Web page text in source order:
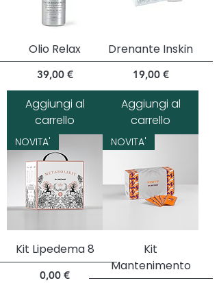
Olio Relax
Prezzo
39,00 €
Aggiungi al
carrello
Drenante Inskin
Prezzo
19,00 €
Aggiungi al
carrello
NOVITA'
Kit Lipedema 8
Prezzo
0,00 €
NOVITA'
Kit
Mantenimento